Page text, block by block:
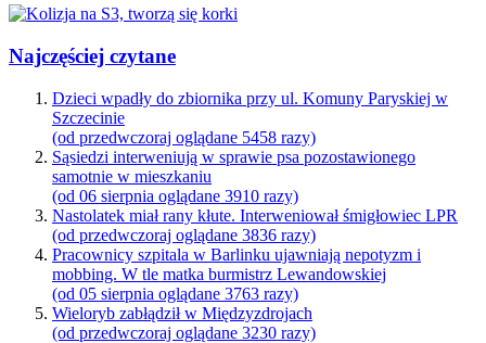
Najczęściej czytane
Dzieci wpadły do zbiornika przy ul. Komuny Paryskiej w
Szczecinie
(od przedwczoraj oglądane 5458 razy)
Sąsiedzi interweniują w sprawie psa pozostawionego
samotnie w mieszkaniu
(od 06 sierpnia oglądane 3910 razy)
Nastolatek miał rany kłute. Interweniował śmigłowiec LPR
(od przedwczoraj oglądane 3836 razy)
Pracownicy szpitala w Barlinku ujawniają nepotyzm i
mobbing. W tle matka burmistrz Lewandowskiej
(od 05 sierpnia oglądane 3763 razy)
Wieloryb zabłądził w Międzyzdrojach
(od przedwczoraj oglądane 3230 razy)